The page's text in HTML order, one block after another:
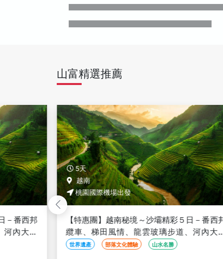
山富精選推薦
－番西邦
河內大世
5天
越南
桃園國際機場出發
【特惠團】越南秘境～沙壩精彩５日－番西
纜車、梯田風情、龍雲玻璃步道、河內大
界、升等２晚五星渡假村<全程豪華三排椅>
世界遺產 部落文化體驗 山水名勝